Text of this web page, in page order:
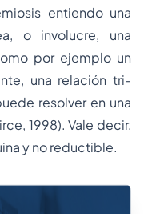
entiendo una
o involucre, una
por ejemplo un
una relación tri-
resolver en una
1998). Vale decir,
y no reductible.